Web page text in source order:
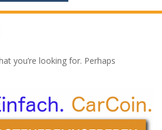
you’re looking for. Perhaps